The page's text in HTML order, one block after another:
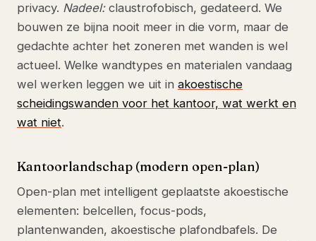
privacy. Nadeel:claustrofobisch, gedateerd. We
bouwen ze bijna nooit meer in die vorm, maar de
gedachte achter het zoneren met wanden is wel
actueel. Welke wandtypes en materialen vandaag
wel werken leggen we uit in akoestische
scheidingswanden voor het kantoor, wat werkt en
wat niet.
Kantoorlandschap (modern open-plan)
Open-plan met intelligent geplaatste akoestische
elementen: belcellen, focus-pods,
plantenwanden, akoestische plafondbafels. De